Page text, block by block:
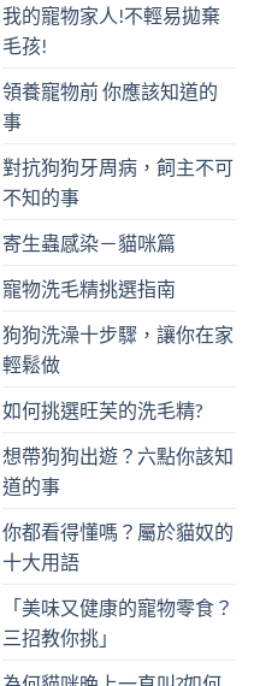
我的寵物家人!不輕易拋棄
毛孩!
領養寵物前 你應該知道的
事
對抗狗狗牙周病，飼主不可
不知的事
寄生蟲感染－貓咪篇
寵物洗毛精挑選指南
狗狗洗澡十步驟，讓你在家
輕鬆做
如何挑選旺芙的洗毛精?
想帶狗狗出遊？六點你該知
道的事
你都看得懂嗎？屬於貓奴的
十大用語
「美味又健康的寵物零食？
三招教你挑」